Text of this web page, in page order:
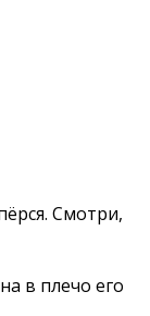
Смотри,
в плечо его